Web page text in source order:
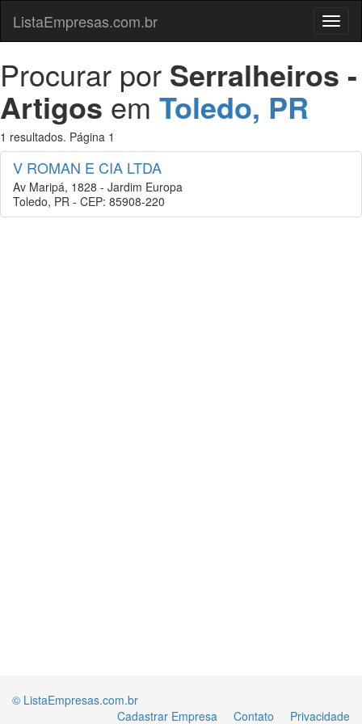
Menu
ListaEmpresas.com.br
Procurar por Serralheiros -
Artigos em Toledo, PR
1 resultados. Página 1
V ROMAN E CIA LTDA
Av Maripá, 1828 - Jardim Europa
Toledo, PR - CEP: 85908-220
© ListaEmpresas.com.br
Cadastrar Empresa
Contato Privacidade